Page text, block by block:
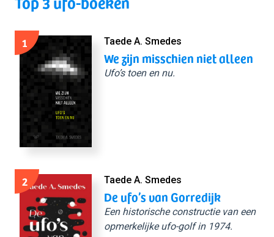
1 Taede A. Smedes
We zijn misschien niet alleen
Ufo’s toen en nu.
2 Taede A. Smedes
De ufo’s van Gorredijk
Een historische constructie van een
opmerkelijke ufo-golf in 1974.